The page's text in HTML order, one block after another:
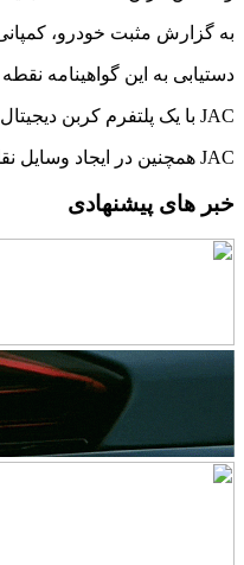
به گزارش مثبت خودرو،
دستیابی به این گواهینامه
JAC با یک پلتفرم کربن دیجیتال، نظارت بر تولید کربن را افزایش داده و تلاش‌ قابل توجهی در کاهش انتشار کربن داشته است.
JAC همچنین در ایجاد وسایل نقلیه با انرژی نو و پارک‌های صنعتی بدون کربن پیشرو است.
خبر های پیشنهادی